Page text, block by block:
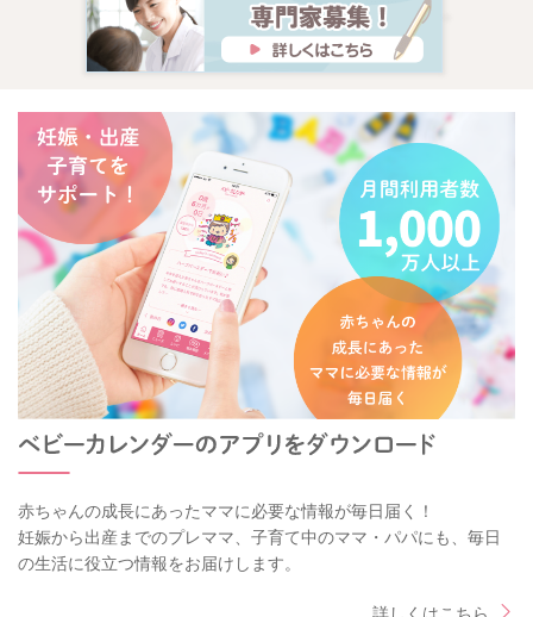
赤ちゃんの成長にあったママに必要な情報が毎日届く！
妊娠から出産までのプレママ、子育て中のママ・パパにも、毎日
の生活に役立つ情報をお届けします。
詳しくはこちら